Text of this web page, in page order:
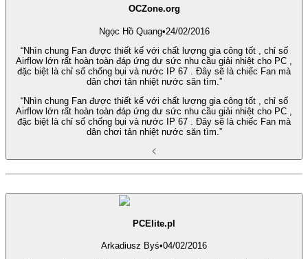
OCZone.org
Ngọc Hồ Quang•24/02/2016
“Nhìn chung Fan được thiết kế với chất lượng gia công tốt , chỉ số
Airflow lớn rất hoàn toàn đáp ứng dư sức nhu cầu giải nhiệt cho PC ,
đặc biệt là chỉ số chống bụi và nước IP 67 . Đây sẽ là chiếc Fan mà
dân chơi tản nhiệt nước săn tìm.”
“Nhìn chung Fan được thiết kế với chất lượng gia công tốt , chỉ số
Airflow lớn rất hoàn toàn đáp ứng dư sức nhu cầu giải nhiệt cho PC ,
đặc biệt là chỉ số chống bụi và nước IP 67 . Đây sẽ là chiếc Fan mà
dân chơi tản nhiệt nước săn tìm.”
PCElite.pl
Arkadiusz Byś•04/02/2016